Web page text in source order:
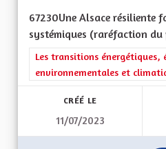
67230Une Alsace résiliente
systémiques (raréfaction du
Filtrer les résultats de la
Les transitions énergétiques,
environnementales et
CRÉÉ LE
11/07/2023